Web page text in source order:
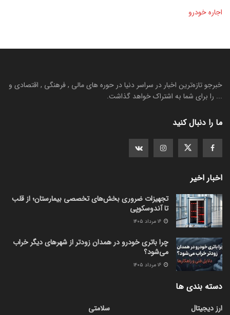
اجاره خودرو
خبرجو تازه‌ترین اخبار در سراسر دنیا در حوره های مالی , فرهنگی , اقتصادی و
... را برای شما به اشتراک خواهد گذاشت.
ما را دنبال کنید
اخبار اخیر
تجهیزات ضروری بخش‌های تخصصی بیمارستان؛ از قلب
تا آندوسکوپی
چرا باتری خودرو در همدان زودتر از شهرهای دیگر خراب
می‌شود؟
دسته بندی ها
ارز دیجیتال
سلامتی